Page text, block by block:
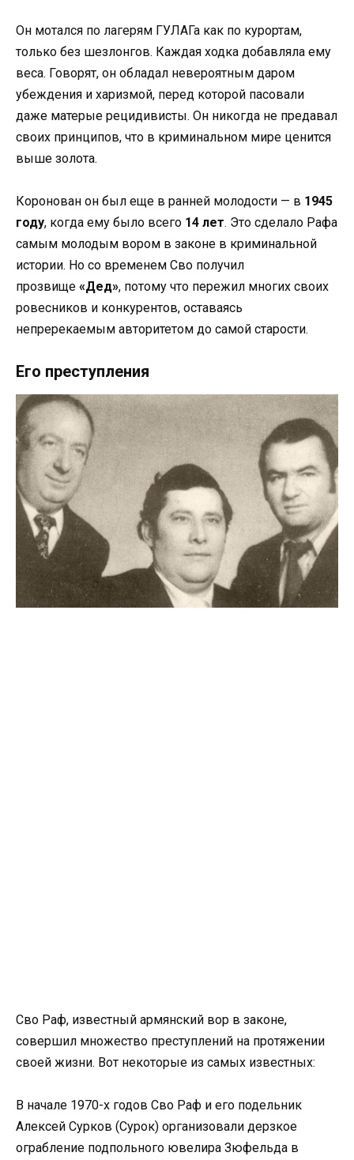
Он мотался по лагерям ГУЛАГа как по курортам,
только без шезлонгов. Каждая ходка добавляла ему
веса. Говорят, он обладал невероятным даром
убеждения и харизмой, перед которой пасовали
даже матерые рецидивисты. Он никогда не предавал
своих принципов, что в криминальном мире ценится
выше золота.
Коронован он был еще в ранней молодости — в 1945
году, когда ему было всего 14 лет. Это сделало Рафа
самым молодым вором в законе в криминальной
истории. Но со временем Сво получил
прозвище «Дед», потому что пережил многих своих
ровесников и конкурентов, оставаясь
непререкаемым авторитетом до самой старости.
Его преступления
Сво Раф, известный армянский вор в законе,
совершил множество преступлений на протяжении
своей жизни. Вот некоторые из самых известных:
В начале 1970-х годов Сво Раф и его подельник
Алексей Сурков (Сурок) организовали дерзкое
ограбление подпольного ювелира Зюфельда в